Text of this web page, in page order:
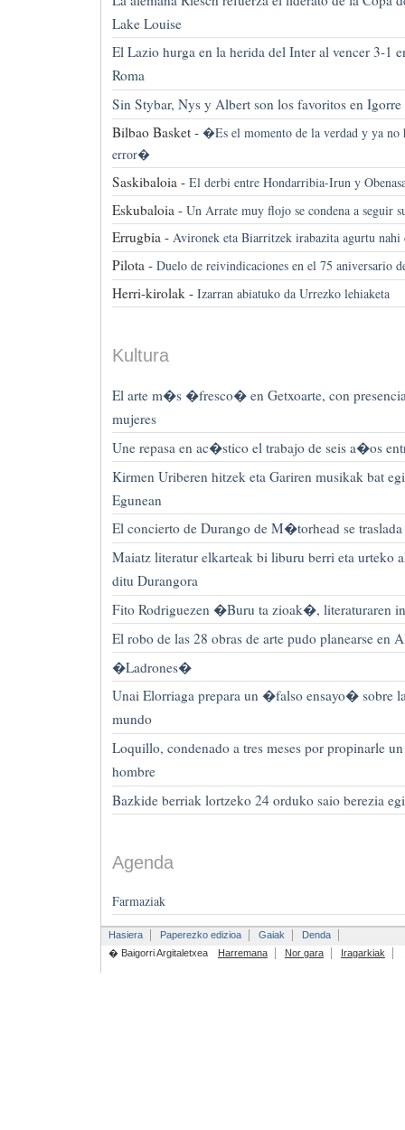
Lake Louise
El Lazio hurga en la herida del Inter al vencer 3-1
Roma
Sin Stybar, Nys y Albert son los favoritos en Igorre
Bilbao Basket - �Es el momento de la verdad y ya no
error�
Saskibaloia - El derbi entre Hondarribia-Irun y
Eskubaloia - Un Arrate muy flojo se condena a seguir
Errugbia - Avironek eta Biarritzek irabazita agurtu
Pilota - Duelo de reivindicaciones en el 75 aniversario
Herri-kirolak - Izarran abiatuko da Urrezko lehiaketa
Kultura
El arte m�s �fresco� en Getxoarte, con
mujeres
Une repasa en ac�stico el trabajo de seis a�os
Kirmen Uriberen hitzek eta Gariren musikak bat
Egunean
El concierto de Durango de M�torhead se
Maiatz literatur elkarteak bi liburu berri eta urteko
ditu Durangora
Fito Rodriguezen �Buru ta zioak�, literaturaren
El robo de las 28 obras de arte pudo planearse en
�Ladrones�
Unai Elorriaga prepara un �falso ensayo� sobre
mundo
Loquillo, condenado a tres meses por propinarle
hombre
Bazkide berriak lortzeko 24 orduko saio berezia
Agenda
Farmaziak
Hasiera Paperezko edizioa Gaiak
Denda
� Baigorri Argitaletxea
Harremana Nor gara Iragarkiak